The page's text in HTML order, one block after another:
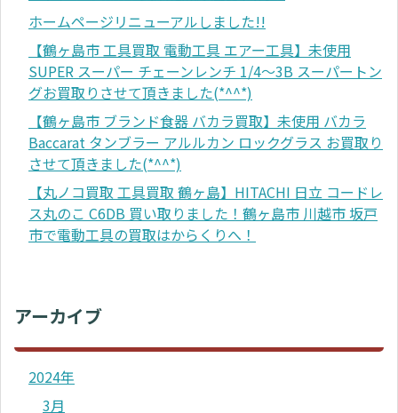
ホームページリニューアルしました!!
【鶴ヶ島市 工具買取 電動工具 エアー工具】未使用
SUPER スーパー チェーンレンチ 1/4～3B スーパートン
グお買取りさせて頂きました(*^^*)
【鶴ヶ島市 ブランド食器 バカラ買取】未使用 バカラ
Baccarat タンブラー アルルカン ロックグラス お買取り
させて頂きました(*^^*)
【丸ノコ買取 工具買取 鶴ヶ島】HITACHI 日立 コードレ
ス丸のこ C6DB 買い取りました！鶴ヶ島市 川越市 坂戸
市で電動工具の買取はからくりへ！
アーカイブ
2024年
3月